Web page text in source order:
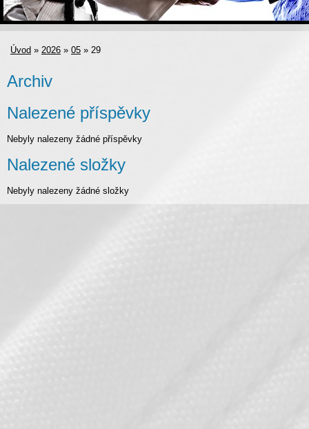
Úvod » 2026 » 05 » 29
Archiv
Nalezené příspěvky
Nebyly nalezeny žádné příspěvky
Nalezené složky
Nebyly nalezeny žádné složky